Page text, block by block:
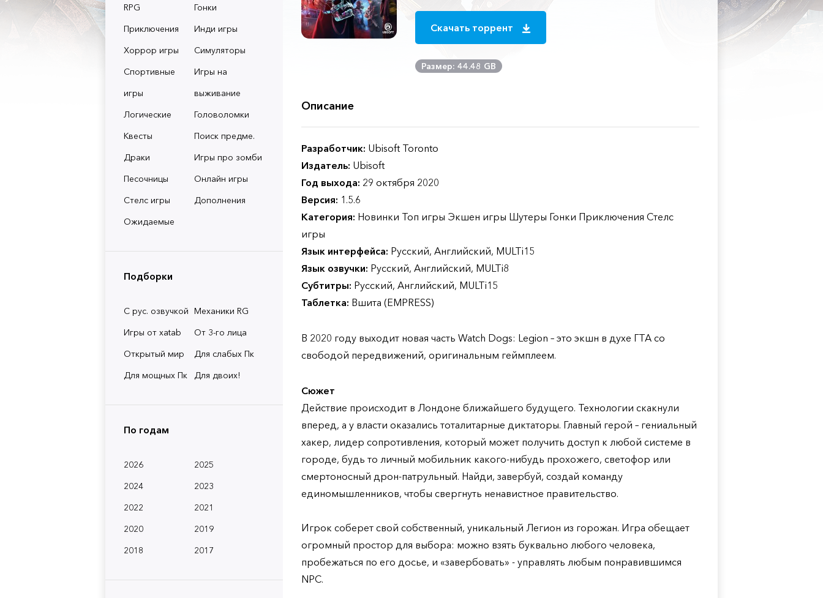
RPG
Гонки
Приключения
Инди игры
Хоррор игры
Симуляторы
Спортивные
игры
Игры на
выживание
Логические
Головоломки
Квесты
Поиск предме.
Драки
Игры про зомби
Песочницы
Онлайн игры
Стелс игры
Дополнения
Ожидаемые
Подборки
С рус. озвучкой Механики RG
Игры от xatab
От 3-го лица
Открытый мир
Для слабых Пк
Для мощных Пк
Для двоих!
По годам
2026
2025
2024
2023
2022
2021
2020
2019
2018
2017
Скачать торрент
Размер: 44.48 GB
Описание
Разработчик: Ubisoft Toronto
Издатель: Ubisoft
Год выхода: 29 октября 2020
Версия: 1.5.6
Категория: Новинки Топ игры Экшен игры Шутеры Гонки Приключения Стелс
игры
Язык интерфейса: Русский, Английский, MULTi15
Язык озвучки: Русский, Английский, MULTi8
Субтитры: Русский, Английский, MULTi15
Таблетка: Вшита (EMPRESS)
В 2020 году выходит новая часть Watch Dogs: Legion – это экшн в духе ГТА со
свободой передвижений, оригинальным геймплеем.
Сюжет
Действие происходит в Лондоне ближайшего будущего. Технологии скакнули
вперед, а у власти оказались тоталитарные диктаторы. Главный герой – гениальный
хакер, лидер сопротивления, который может получить доступ к любой системе в
городе, будь то личный мобильник какого-нибудь прохожего, светофор или
смертоносный дрон-патрульный. Найди, завербуй, создай команду
единомышленников, чтобы свергнуть ненавистное правительство.
Игрок соберет свой собственный, уникальный Легион из горожан. Игра обещает
огромный простор для выбора: можно взять буквально любого человека,
пробежаться по его досье, и «завербовать» - управлять любым понравившимся
NPC.